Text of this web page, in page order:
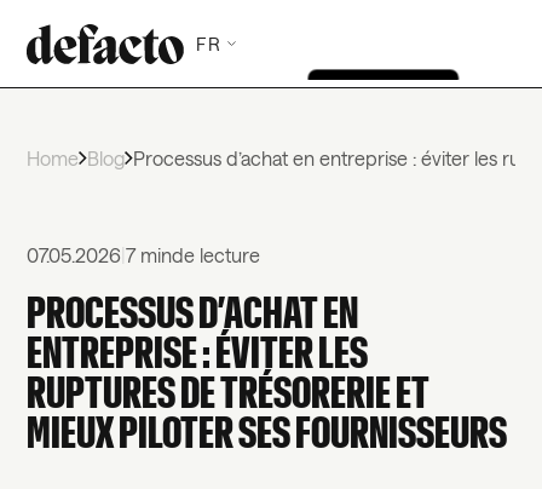
FR
Home Blog Processus d’achat en entreprise : éviter les
07.05.2026 |7 minde lecture
PROCESSUS D’ACHAT EN
ENTREPRISE : ÉVITER LES
RUPTURES DE TRÉSORERIE ET
MIEUX PILOTER SES FOURNISSEURS